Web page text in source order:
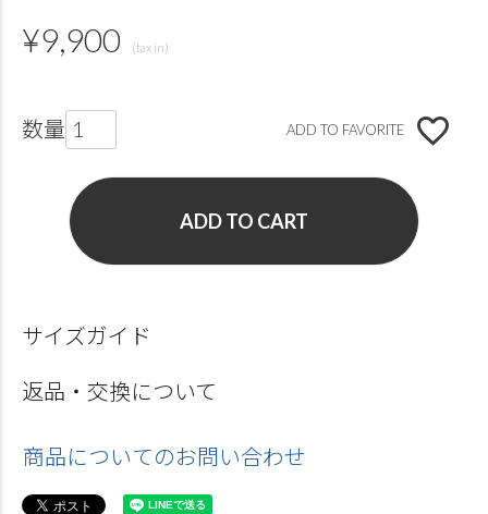
¥9,900
ADD TO FAVORITE
ADD TO CART
サイズガイド
返品・交換について
商品についてのお問い合わせ